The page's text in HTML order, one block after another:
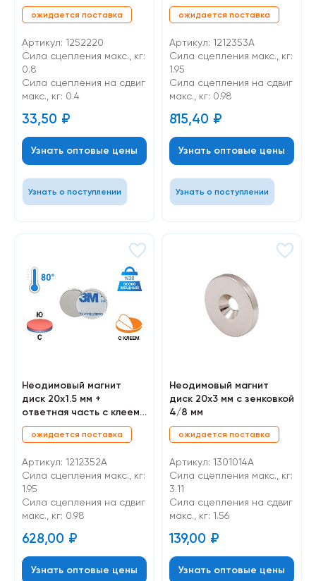
ожидается поставка
Артикул: 1252220
Сила сцепления макс., кг:
0.8
Cила сцепления на сдвиг
макс., кг: 0.4
33,50 ₽
Узнать оптовые цены
Узнать о поступлении
10 шт
ожидается поставка
Артикул: 1212353A
Сила сцепления макс., кг:
1.95
Cила сцепления на сдвиг
макс., кг: 0.98
815,40 ₽
Узнать оптовые цены
Узнать о поступлении
Неодимовый магнит
диск 20х1.5 мм +
ответная часть с клеем,
10 шт
ожидается поставка
Артикул: 1212352A
Сила сцепления макс., кг:
1.95
Cила сцепления на сдвиг
макс., кг: 0.98
628,00 ₽
Узнать оптовые цены
Неодимовый магнит
диск 20х3 мм с зенковкой
4/8 мм
ожидается поставка
Артикул: 1301014A
Сила сцепления макс., кг:
3.11
Cила сцепления на сдвиг
макс., кг: 1.56
139,00 ₽
Узнать оптовые цены